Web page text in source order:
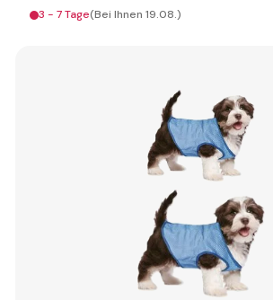
3 - 7 Tage(Bei Ihnen 19.08.)